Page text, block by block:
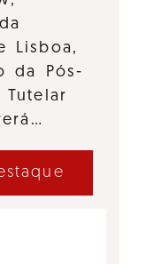
Lisboa,
da Pós-